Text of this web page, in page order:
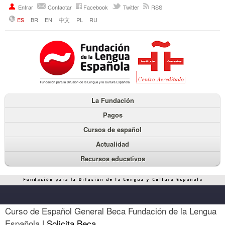
Entrar Contactar Facebook Twitter
RSS
ES
BR EN 中文 PL RU
La Fundación
Pagos
Cursos de español
Actualidad
Recursos educativos
Curso de Español General Beca Fundación de la Lengua